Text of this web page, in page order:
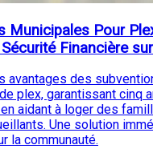
Municipales Pour
Financière
avantages des
plex, garantissant cinq
aidant à loger des
Une solution
la communauté.